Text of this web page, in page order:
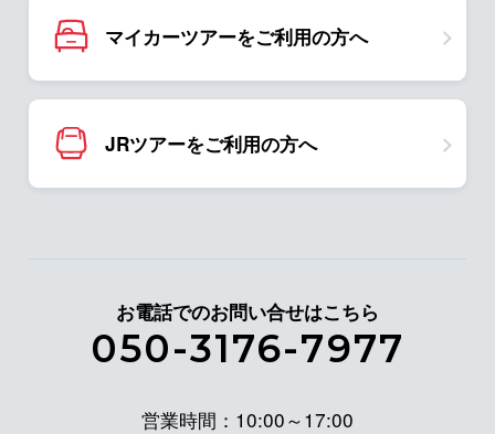
マイカーツアーをご利用の方へ
JRツアーをご利用の方へ
お電話でのお問い合せはこちら
050-3176-7977
営業時間：10:00～17:00